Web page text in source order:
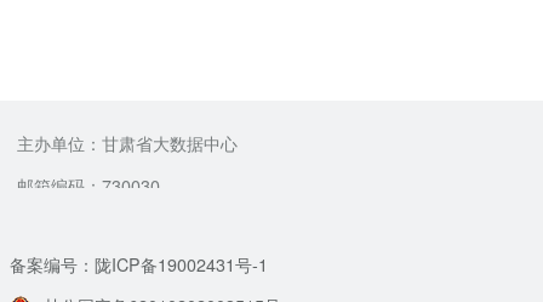
主办单位：甘肃省大数据中心
邮箱编码：730030
备案编号：陇ICP备19002431号-1